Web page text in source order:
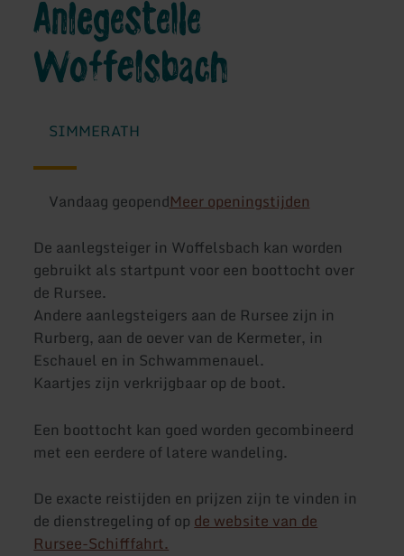
Anlegestelle
Woffelsbach
SIMMERATH
Vandaag geopendMeer openingstijden
De aanlegsteiger in Woffelsbach kan worden
gebruikt als startpunt voor een boottocht over
de Rursee.
Andere aanlegsteigers aan de Rursee zijn in
Rurberg, aan de oever van de Kermeter, in
Eschauel en in Schwammenauel.
Kaartjes zijn verkrijgbaar op de boot.
Een boottocht kan goed worden gecombineerd
met een eerdere of latere wandeling.
De exacte reistijden en prijzen zijn te vinden in
de dienstregeling of op de website van de
Rursee-Schifffahrt.